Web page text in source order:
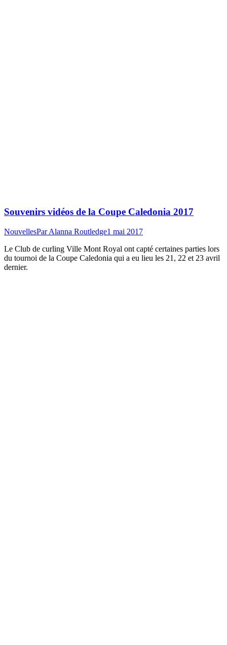
Souvenirs vidéos de la Coupe Caledonia 2017
NouvellesParAlanna Routledge1 mai 2017
Le Club de curling Ville Mont Royal ont capté certaines parties lors
du tournoi de la Coupe Caledonia qui a eu lieu les 21, 22 et 23 avril
dernier.